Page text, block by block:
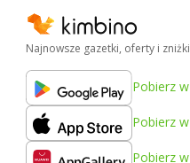
Najnowsze gazetki, oferty i zniżki
Pobierz w
Pobierz w
Pobierz w